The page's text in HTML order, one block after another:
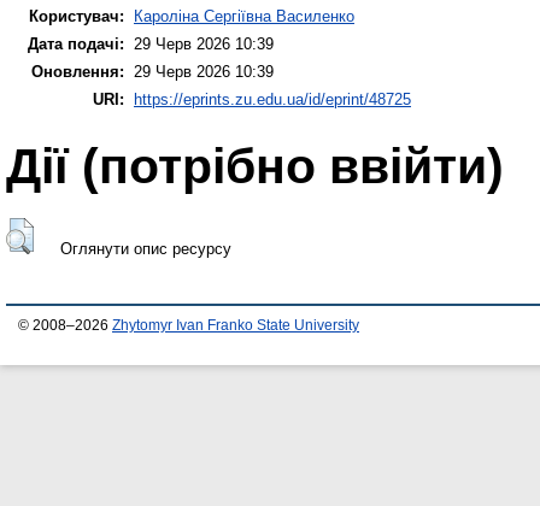
Користувач:
Кароліна Сергіївна Василенко
Дата подачі: 29 Черв 2026 10:39
Оновлення: 29 Черв 2026 10:39
URI:
https://eprints.zu.edu.ua/id/eprint/48725
Дії ​​(потрібно ввійти)
Оглянути опис ресурсу
© 2008–2026 Zhytomyr Ivan Franko State University